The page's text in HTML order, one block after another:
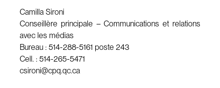
Camilla Sironi
Conseillère principale – Communications et relations
avec les médias
Bureau : 514-288-5161 poste 243
Cell. : 514-265-5471
csironi@cpq.qc.ca